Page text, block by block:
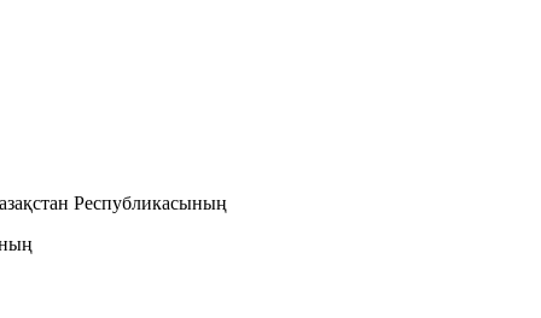
Республикасының